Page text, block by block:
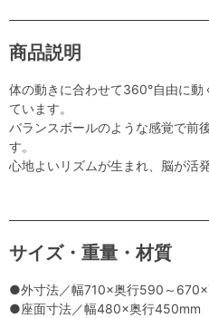
商品説明
体の動きに合わせて360°自由に動
ています。
バランスボールのような感覚で前
す。
心地よいリズムが生まれ、脳が活
サイズ・重量・材質
●外寸法／幅710×奥行590～
●座面寸法／幅480×奥行450mm